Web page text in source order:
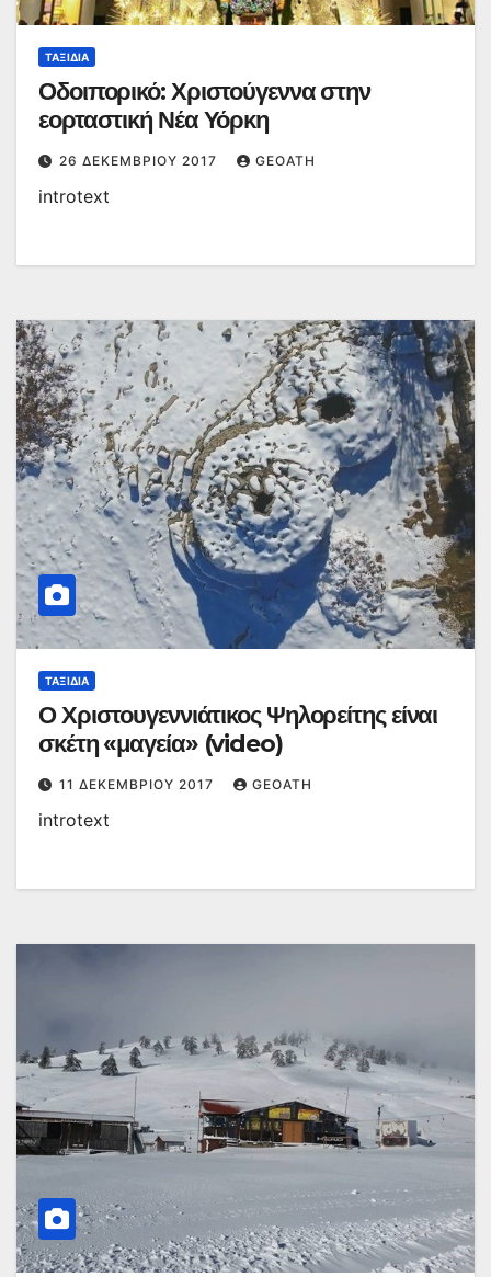
ΤΑΞΊΔΙΑ
Οδοιπορικό: Χριστούγεννα στην
εορταστική Νέα Υόρκη
26 ΔΕΚΕΜΒΡΊΟΥ 2017 GEOATH
introtext
ΤΑΞΊΔΙΑ
Ο Χριστουγεννιάτικος Ψηλορείτης είναι
σκέτη «μαγεία» (video)
11 ΔΕΚΕΜΒΡΊΟΥ 2017 GEOATH
introtext